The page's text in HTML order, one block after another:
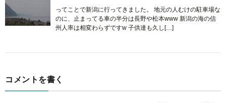
ってことで新潟に行ってきました。 地元の人むけの駐車場な
のに、止まってる車の半分は長野や松本www 新潟の海の信
州人率は相変わらずですw 子供達も久し[…]
コメントを書く